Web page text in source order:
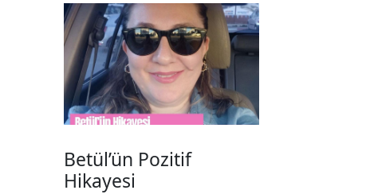
Betül’ün Pozitif
Hikayesi